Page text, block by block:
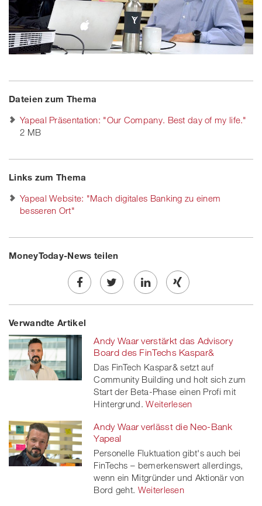
Dateien zum Thema
Yapeal Präsentation: "Our Company. Best day of my life."
2 MB
Links zum Thema
Yapeal Website: "Mach digitales Banking zu einem
besseren Ort"
MoneyToday-News teilen
Share
on
Facebook
Twe
on
twitt
er
Share
linkedin
Share
Xing
Verwandte Artikel
Andy Waar verstärkt das Advisory
Board des FinTechs Kaspar&
Das FinTech Kaspar& setzt auf
Community Building und holt sich zum
Start der Beta-Phase einen Profi mit
Hintergrund. Weiterlesen
Andy Waar verlässt die Neo-Bank
Yapeal
Personelle Fluktuation gibt's auch bei
FinTechs – bemerkenswert allerdings,
wenn ein Mitgründer und Aktionär von
Bord geht. Weiterlesen